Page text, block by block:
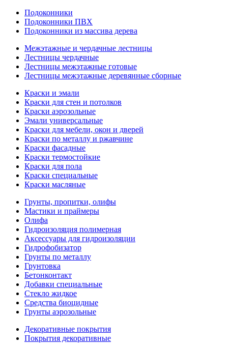
Подоконники
Подоконники ПВХ
Подоконники из массива дерева
Межэтажные и чердачные лестницы
Лестницы чердачные
Лестницы межэтажные готовые
Лестницы межэтажные деревянные сборные
Краски и эмали
Краски для стен и потолков
Краски аэрозольные
Эмали универсальные
Краски для мебели, окон и дверей
Краски по металлу и ржавчине
Краски фасадные
Краски термостойкие
Краски для пола
Краски специальные
Краски масляные
Грунты, пропитки, олифы
Мастики и праймеры
Олифа
Гидроизоляция полимерная
Аксессуары для гидроизоляции
Гидрофобизатор
Грунты по металлу
Грунтовка
Бетонконтакт
Добавки специальные
Стекло жидкое
Средства биоцидные
Грунты аэрозольные
Декоративные покрытия
Покрытия декоративные